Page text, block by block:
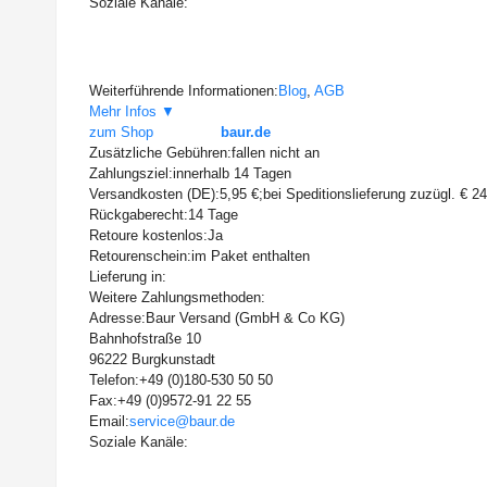
Weiterführende Informationen: Blog, AGB
Mehr Infos ▼
zum Shop
baur.de
Zusätzliche Gebühren:fallen nicht an
Zahlungsziel:innerhalb 14 Tagen
Versandkosten (DE):5,95 €;bei Speditionslieferung zuzügl. €
Rückgaberecht:14 Tage
Retoure kostenlos:Ja
Retourenschein:im Paket enthalten
Lieferung in:
Weitere Zahlungsmethoden:
Adresse: Baur Versand (GmbH & Co KG)
Bahnhofstraße 10
96222 Burgkunstadt
Telefon:+49 (0)180-530 50 50
Fax:+49 (0)9572-91 22 55
Email:service@baur.de
Soziale Kanäle: